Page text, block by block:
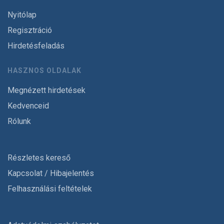
Nyitólap
Regisztráció
Hirdetésfeladás
HASZNOS OLDALAK
Megnézett hirdetések
Kedvenceid
Rólunk
Részletes kereső
Kapcsolat / Hibajelentés
Felhasználási feltételek